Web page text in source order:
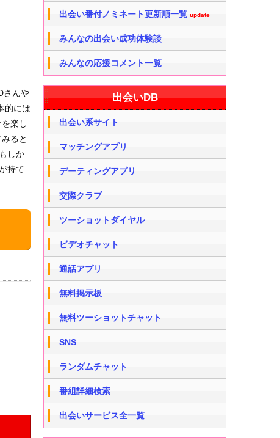
さんや
的には
楽し
ると
しか
持て
出会い番付ノミネート更新順一覧 update
みんなの出会い成功体験談
みんなの応援コメント一覧
出会いDB
出会い系サイト
マッチングアプリ
デーティングアプリ
交際クラブ
ツーショットダイヤル
ビデオチャット
通話アプリ
無料掲示板
無料ツーショットチャット
SNS
ランダムチャット
番組詳細検索
出会いサービス全一覧